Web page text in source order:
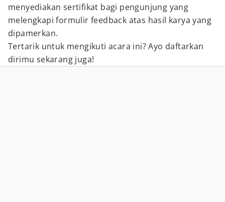
menyediakan sertifikat bagi pengunjung yang
melengkapi formulir feedback atas hasil karya yang
dipamerkan.
Tertarik untuk mengikuti acara ini? Ayo daftarkan
dirimu sekarang juga!